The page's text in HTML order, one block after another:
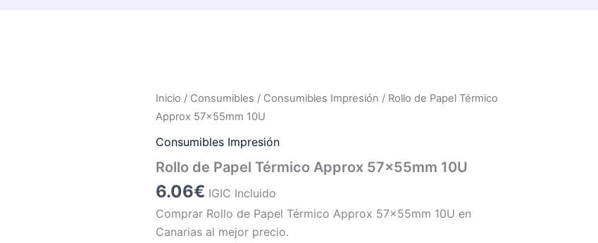
Inicio / Consumibles / Consumibles Impresión / Rollo de Papel Térmico
Approx 57x55mm 10U
Consumibles Impresión
Rollo de Papel Térmico Approx 57x55mm 10U
6.06€ IGIC Incluido
Comprar Rollo de Papel Térmico Approx 57x55mm 10U en
Canarias al mejor precio.